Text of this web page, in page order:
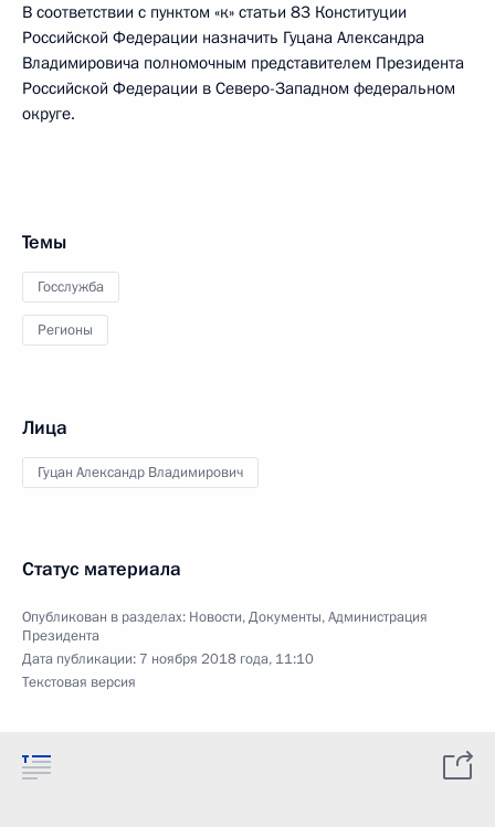
В соответствии с пунктом «к» статьи 83 Конституции
Российской Федерации назначить Гуцана Александра
Владимировича полномочным представителем Президента
Российской Федерации в Северо-Западном федеральном
округе.
Темы
Госслужба
Регионы
Лица
Гуцан Александр Владимирович
Статус материала
Опубликован в разделах: Новости,Документы,Администрация
Президента
Дата публикации: 7 ноября 2018 года, 11:10
Текстовая версия